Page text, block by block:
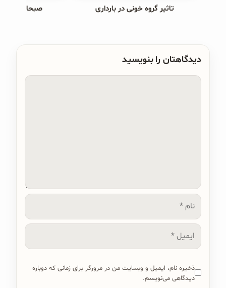
تاثیر گروه خونی در بارداری صبحانه های
دیدگاهتان را بنویسید
نام
ایمیل
ذخیره نام، ایمیل و وبسایت من در مرورگر برای زمانی که دوباره
دیدگاهی می‌نویسم.